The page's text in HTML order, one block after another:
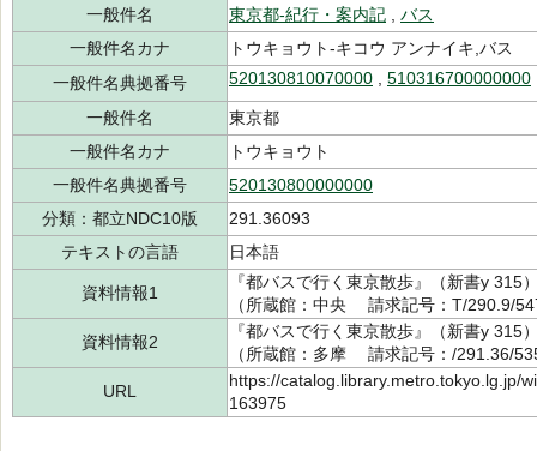
一般件名
東京都-紀行・案内記
バス
一般件名カナ
トウキョウト-キコウ アンナイキ,バス
一般件名典拠番号
520130810070000 510316700000000
一般件名
東京都
一般件名カナ
トウキョウト
一般件名典拠番号
520130800000000
分類：都立NDC10版
291.36093
テキストの言語
日本語
資料情報1
『都バスで行く東京散歩』（新書y
（所蔵館：中央 請求記号：T/290.9/
資料情報2
『都バスで行く東京散歩』（新書y
（所蔵館：多摩 請求記号：/291.36/
URL
https://catalog.library.metro.tokyo.lg.jp/
163975